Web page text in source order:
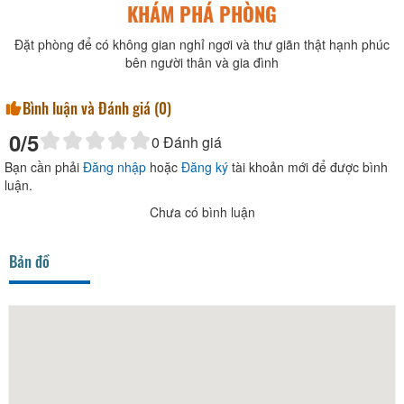
KHÁM PHÁ PHÒNG
Đặt phòng để có không gian nghỉ ngơi và thư giãn thật hạnh phúc
bên người thân và gia đình
Bình luận và Đánh giá (0)
0/5 0 Đánh giá
Bạn cần phải Đăng nhập hoặc Đăng ký tài khoản mới để được bình
luận.
Chưa có bình luận
Bản đồ